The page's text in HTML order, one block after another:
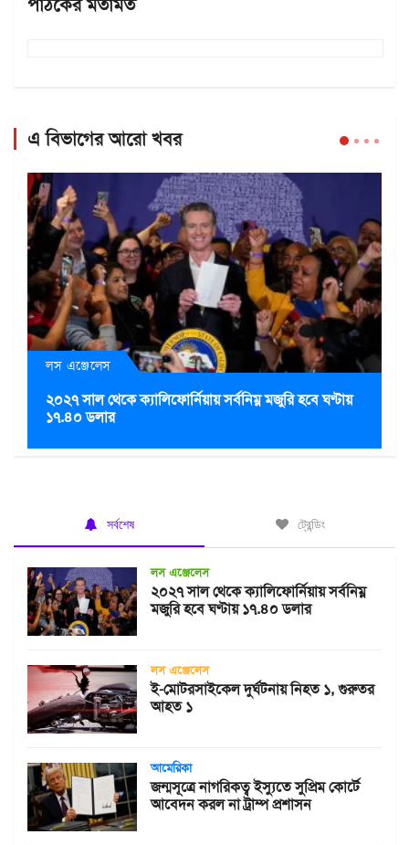
পাঠকের মতামত
এ বিভাগের আরো খবর
লস এঞ্জেলেস
২০২৭ সাল থেকে ক্যালিফোর্নিয়ায় সর্বনিম্ন মজুরি হবে ঘণ্টায়
১৭.৪০ ডলার
সর্বশেষ ট্রেন্ডিং
লস এঞ্জেলেস
২০২৭ সাল থেকে ক্যালিফোর্নিয়ায় সর্বনিম্ন
মজুরি হবে ঘণ্টায় ১৭.৪০ ডলার
লস এঞ্জেলেস
ই-মোটরসাইকেল দুর্ঘটনায় নিহত ১, গুরুতর
আহত ১
আমেরিকা
জন্মসূত্রে নাগরিকত্ব ইস্যুতে সুপ্রিম কোর্টে
আবেদন করল না ট্রাম্প প্রশাসন